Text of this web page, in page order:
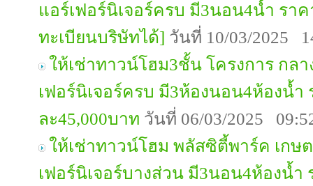
แอร์เฟอร์นิเจอร์ครบ มี3นอน4น้ำ รา
ทะเบียนบริษัทได้] วันที่ 10/03/2025
ให้เช่าทาวน์โฮม3ชั้น โครงการ กล
เฟอร์นิเจอร์ครบ มี3ห้องนอน4ห้องน้ำ
ละ45,000บาท วันที่ 06/03/2025
ให้เช่าทาวน์โฮม พลัสซิตี้พาร์ค เกษ
เฟอร์นิเจอร์บางส่วน มี3นอน4ห้องน้ำ